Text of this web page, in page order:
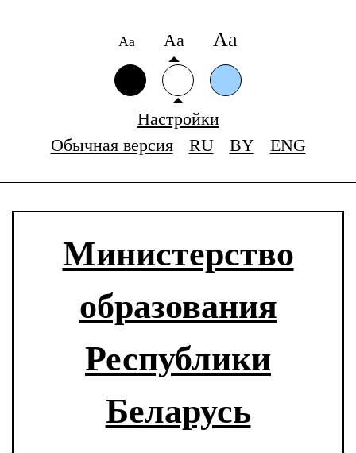
Аа Аа Аа
Настройки
Обычная версия
RU BY ENG
Министерство
образования
Республики
Беларусь